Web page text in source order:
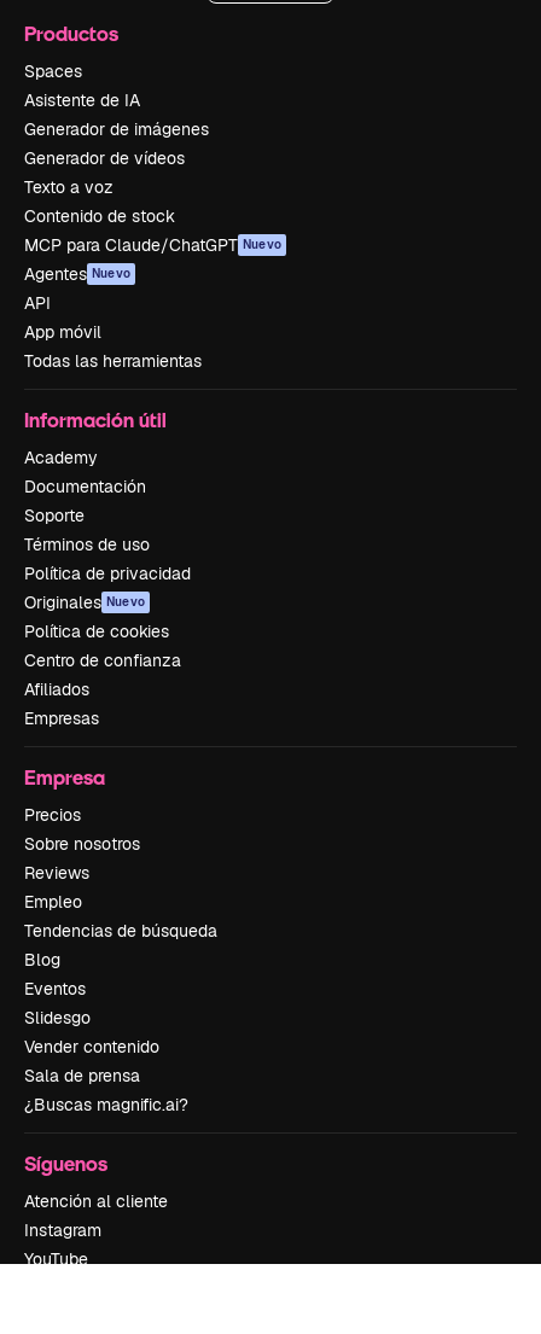
Productos
Spaces
Asistente de IA
Generador de imágenes
Generador de vídeos
Texto a voz
Contenido de stock
MCP para Claude/ChatGPT Nuevo
Agentes Nuevo
API
App móvil
Todas las herramientas
Información útil
Academy
Documentación
Soporte
Términos de uso
Política de privacidad
Originales Nuevo
Política de cookies
Centro de confianza
Afiliados
Empresas
Empresa
Precios
Sobre nosotros
Reviews
Empleo
Tendencias de búsqueda
Blog
Eventos
Slidesgo
Vender contenido
Sala de prensa
¿Buscas magnific.ai?
Síguenos
Atención al cliente
Instagram
YouTube